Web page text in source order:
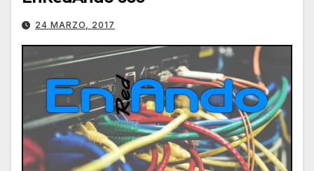
24 MARZO, 2017